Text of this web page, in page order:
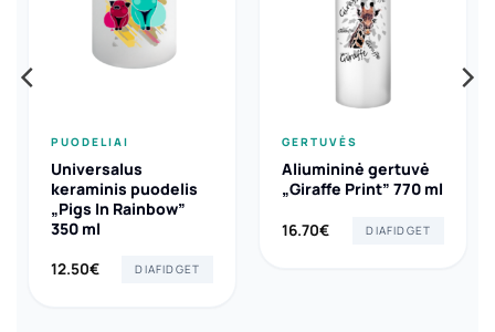
PUODELIAI
Universalus
keraminis puodelis
„Pigs In Rainbow”
350 ml
12.50€ DIAFIDGET
GERTUVĖS
Aliumininė gertuvė
„Giraffe Print” 770 ml
16.70€ DIAFIDGET